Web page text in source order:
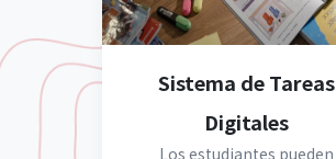
Sistema de Tareas
Digitales
Los estudiantes pueden